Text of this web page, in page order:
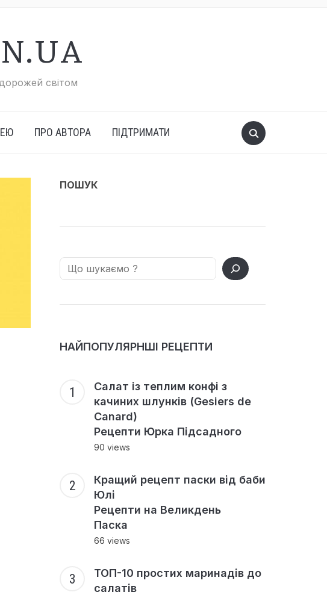
світом
ПРО АВТОРА ПІДТРИМАТИ
ПОШУК
Search
НАЙПОПУЛЯРНШІ РЕЦЕПТИ
Салат із теплим конфі з
качиних шлунків (Gesiers de
Canard)
Рецепти Юрка Підсадного
90 views
Кращий рецепт паски від баби
Юлі
Рецепти на Великдень
Паска
66 views
ТОП-10 простих маринадів до
салатів